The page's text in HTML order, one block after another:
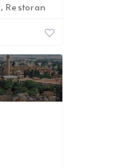
Restoran